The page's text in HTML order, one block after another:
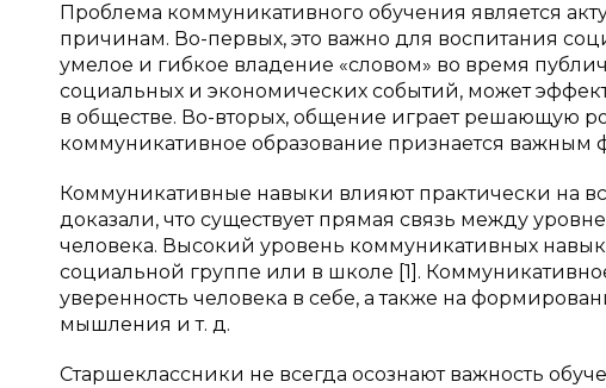
Проблема коммуникативного обучения является
причинам. Во-первых, это важно для воспитания
умелое и гибкое владение «словом» во время
социальных и экономических событий, может
в обществе. Во-вторых, общение играет решающую
коммуникативное образование признается важным
Коммуникативные навыки влияют практически на
доказали, что существует прямая связь между
человека. Высокий уровень коммуникативных
социальной группе или в школе [1].
уверенность человека в себе, а также на
мышления и т. д.
Старшеклассники не всегда осознают важность